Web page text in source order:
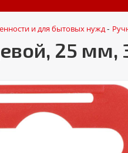
и для бытовых нужд-
25 мм,